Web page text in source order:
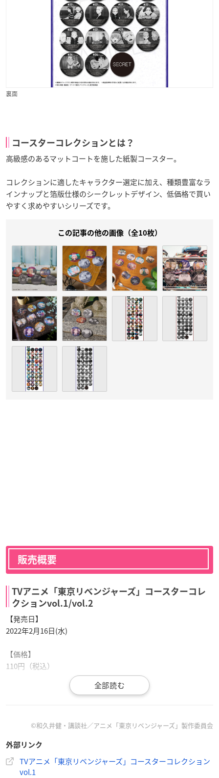
裏面
コースターコレクションとは？
高級感のあるマットコートを施した紙製コースター。
コレクションに適したキャラクター選定に加え、種類豊富なラ
インナップと箔版仕様のシークレットデザイン、低価格で買い
やすく求めやすいシリーズです。
この記事の他の画像（全10枚）
販売概要
TVアニメ「東京リベンジャーズ」コースターコレ
クションvol.1/vol.2
【発売日】
2022年2月16日(水)
【価格】
110円（税込）
／
「コースターコレクション」に
©和久井健・講談社／アニメ「東京リベンジャーズ」製作委員会
外部リンク
TVアニメ「東京リベンジャーズ」コースターコレクション
vol.1